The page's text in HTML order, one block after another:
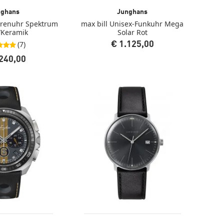
Spektrum
5 Sternen
(7)
Junghans
max bill Unisex-Funkuhr Mega
Solar Rot
€ 1.125,00